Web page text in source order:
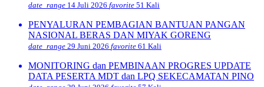
date_range 14 Juli 2026 favorite 51 Kali
PENYALURAN PEMBAGIAN BANTUAN PANGAN
NASIONAL BERAS DAN MIYAK GORENG
date_range 29 Juni 2026 favorite 61 Kali
MONITORING dan PEMBINAAN PROGRES UPDATE
DATA PESERTA MDT dan LPQ SEKECAMATAN PINO